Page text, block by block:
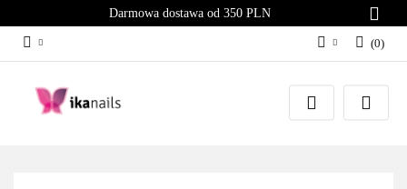
Darmowa dostawa od 350 PLN
Zaloguj się
Załóż konto
(0)